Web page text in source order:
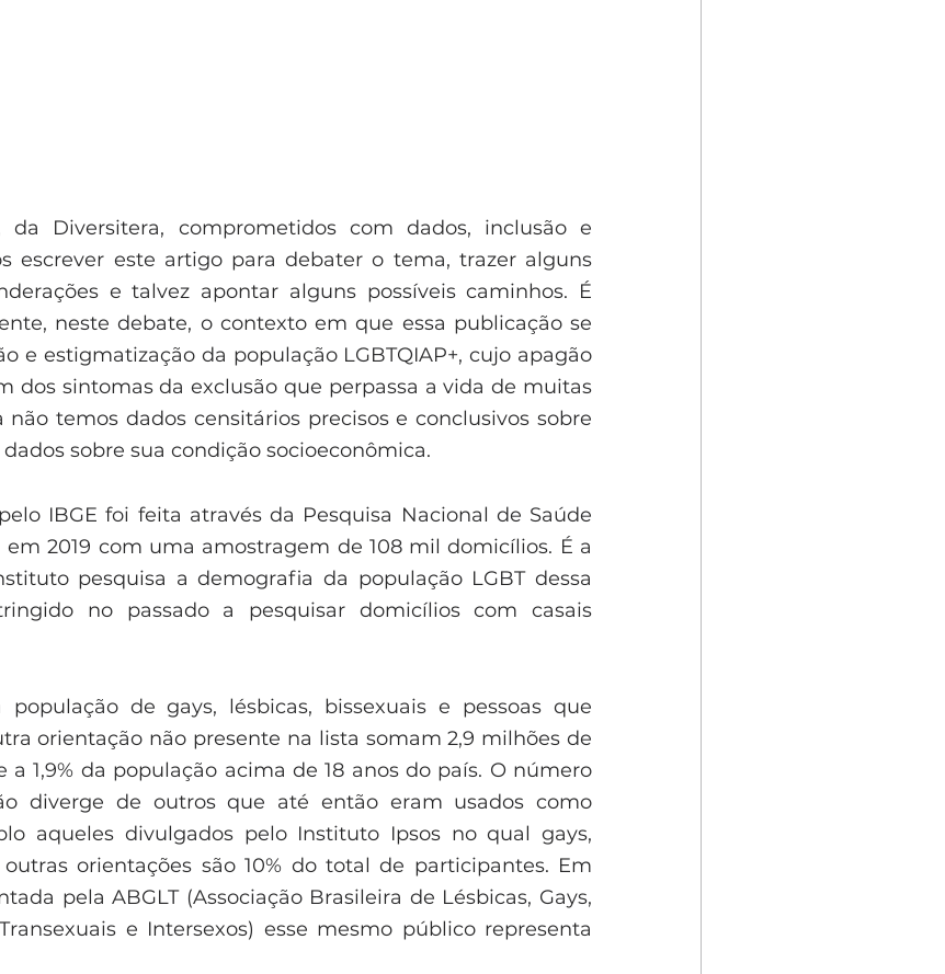
da Diversitera, comprometidos com dados, inclusão e
escrever este artigo para debater o tema, trazer alguns
e talvez apontar alguns possíveis caminhos. É
neste debate, o contexto em que essa publicação se
e estigmatização da população LGBTQIAP+, cujo apagão
dos sintomas da exclusão que perpassa a vida de muitas
não temos dados censitários precisos e conclusivos sobre
sobre sua condição socioeconômica.
IBGE foi feita através da Pesquisa Nacional de Saúde
em 2019 com uma amostragem de 108 mil domicílios. É a
pesquisa a demografia da população LGBT dessa
no passado a pesquisar domicílios com casais
de gays, lésbicas, bissexuais e pessoas que
orientação não presente na lista somam 2,9 milhões de
a 1,9% da população acima de 18 anos do país. O número
diverge de outros que até então eram usados como
aqueles divulgados pelo Instituto Ipsos no qual gays,
outras orientações são 10% do total de participantes. Em
pela ABGLT (Associação Brasileira de Lésbicas, Gays,
e Intersexos) esse mesmo público representa